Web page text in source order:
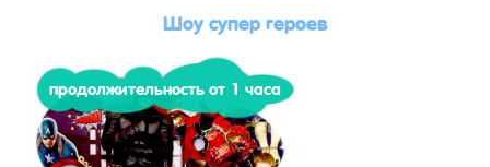
Шоу супер героев
продолжительность от 1 часа